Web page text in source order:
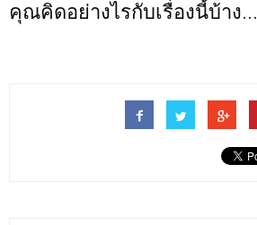
คุณคิดอย่างไรกับเรื่องนี้บ้าง...